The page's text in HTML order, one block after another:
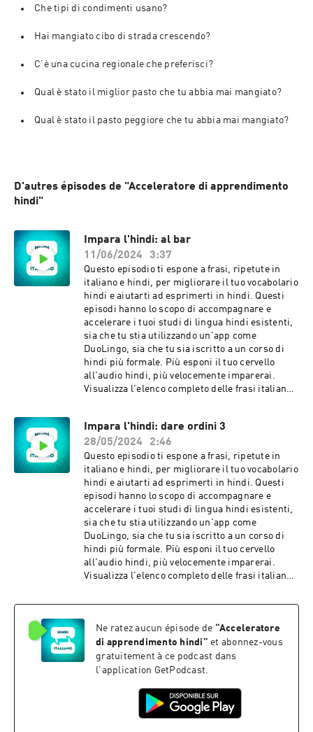
Che tipi di condimenti usano?
Hai mangiato cibo di strada crescendo?
C’è una cucina regionale che preferisci?
Qual è stato il miglior pasto che tu abbia mai mangiato?
Qual è stato il pasto peggiore che tu abbia mai mangiato?
D'autres épisodes de "Acceleratore di apprendimento
hindi"
Impara l'hindi: al bar
11/06/2024
3:37
Questo episodio ti espone a frasi, ripetute in
italiano e hindi, per migliorare il tuo vocabolario
hindi e aiutarti ad esprimerti in hindi. Questi
episodi hanno lo scopo di accompagnare e
accelerare i tuoi studi di lingua hindi esistenti,
sia che tu stia utilizzando un'app come
DuoLingo, sia che tu sia iscritto a un corso di
hindi più formale. Più esponi il tuo cervello
all'audio hindi, più velocemente imparerai.
Visualizza l'elenco completo delle frasi italiane e
languagelearningaccelerator@gmail.com Frasi
in questo episodio: Abbiamo sentito che stasera
c'è musica dal vivo qui. Eccellente, abbiamo
voglia di un po' di jazz! Vorremmo sederci
nell'area lounge. È consentito fumare qui?
Ordiniamo al tavolo o al bar? Hai qualche offerta
speciale per l'happy hour? Posso ordinare una
mezza pinta? Hai un menu di cocktail? Il sidro è
dolce o secco? Posso provarne un piccolo
assaggio? Prenderò un gin tonic con un lime.
Puoi tenere aperto il nostro conto? Servi cibo
qui? Ci piacerebbe qualche spuntino leggero da
sottaceti sembra perfetto. Faremo un altro giro
al cioccolato. La musica è un po' alta, possiamo
spostarci nel patio? Vorrei pagare il conto
adesso. Siamo così pieni che avremmo dovuto
saltare il dessert!
Impara l'hindi: dare ordini 3
28/05/2024
2:46
Questo episodio ti espone a frasi, ripetute in
italiano e hindi, per migliorare il tuo vocabolario
hindi e aiutarti ad esprimerti in hindi. Questi
episodi hanno lo scopo di accompagnare e
accelerare i tuoi studi di lingua hindi esistenti,
sia che tu stia utilizzando un'app come
DuoLingo, sia che tu sia iscritto a un corso di
hindi più formale. Più esponi il tuo cervello
all'audio hindi, più velocemente imparerai.
Visualizza l'elenco completo delle frasi italiane e
feedback e idee:
in questo episodio: Vai a prendere tuo fratello.
Sii gentile con tuo cugino. Dimmi cosa è
successo. Non farlo di nuovo. Tienimi la mano.
Prendere la palla! Guarda in entrambe le
Aiutami a portare la spesa. Togliti le scarpe.
Togli quella roba dal bancone. Appendi il
Ne ratez aucun épisode de “Acceleratore
di apprendimento hindi ” et abonnez-vous
gratuitement à ce podcast dans
l'application GetPodcast.